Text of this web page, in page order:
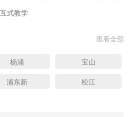
式教学
查看全部
杨浦
宝山
浦东新
松江